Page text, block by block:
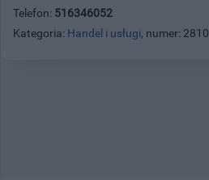
Telefon: 516346052
Kategoria: Handel i usługi, numer: 2810